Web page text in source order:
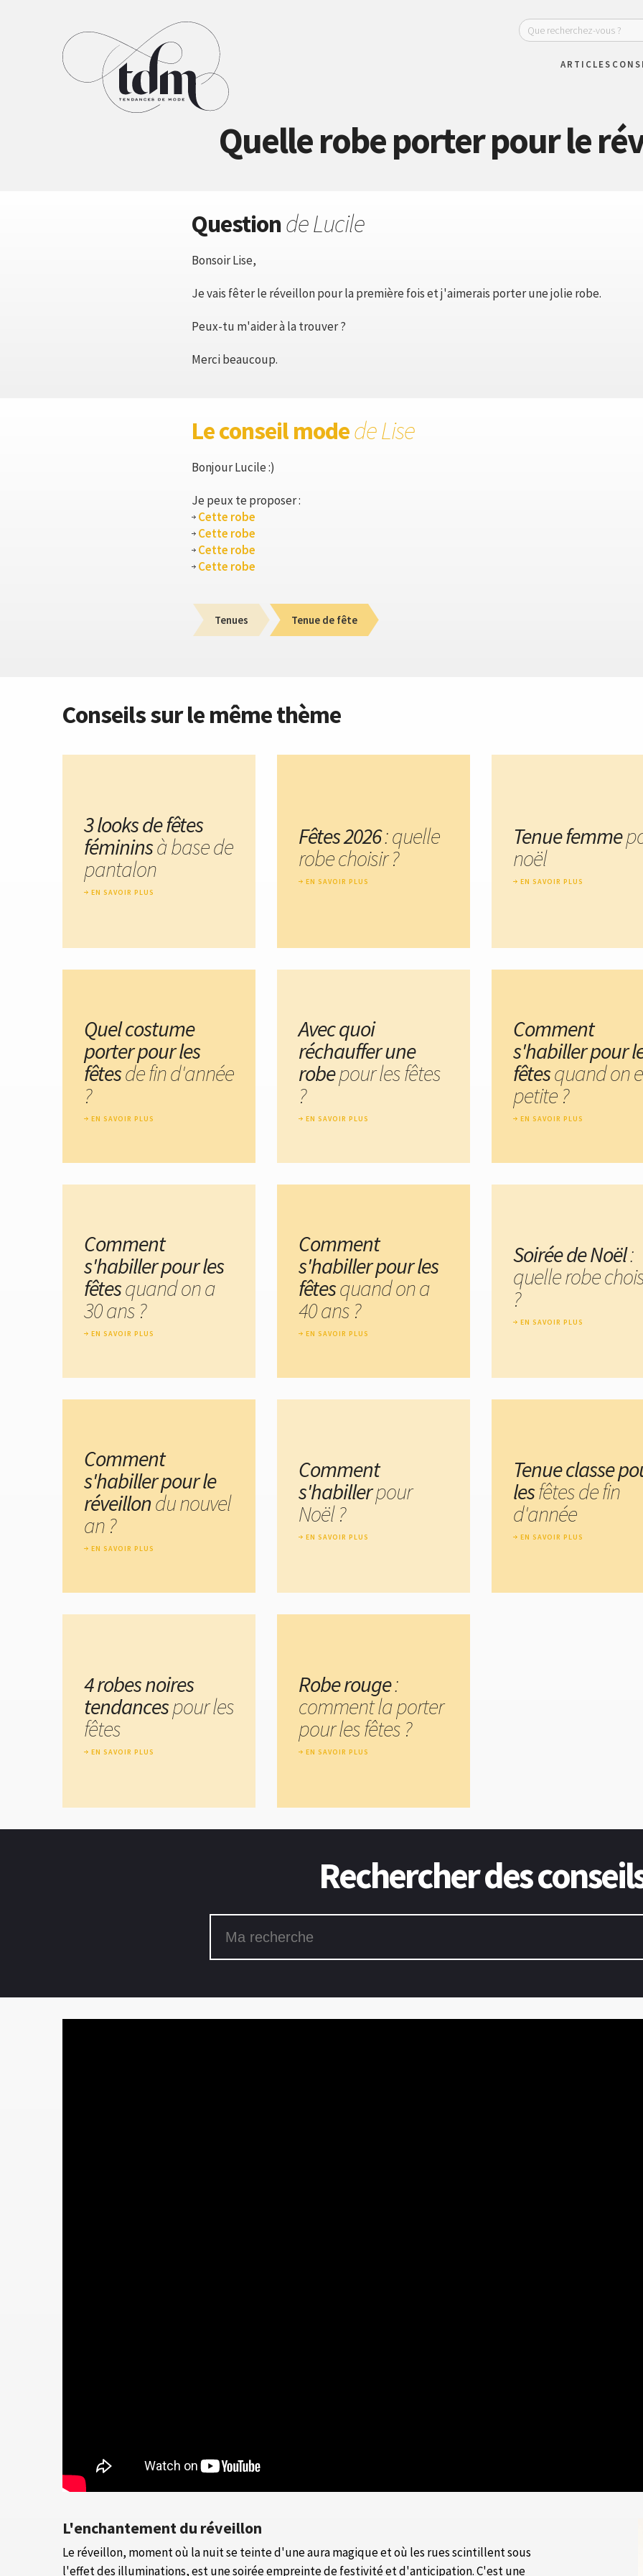
ARTICLES
Quelle robe porter pour le
Questionde Lucile
Bonsoir Lise,
Je vais fêter le réveillon pour la première fois et j'aimerais porter une jolie robe.
Peux-tu m'aider à la trouver ?
Merci beaucoup.
Le conseil modede Lise
Bonjour Lucile :)
Je peux te proposer :
Cette robe
Cette robe
Cette robe
Cette robe
Tenues Tenue de fête
L'enchantement du réveillon
Le réveillon, moment où la nuit se teinte d'une aura magique et où les rues scintillent sous
l'effet des illuminations, est une soirée empreinte de festivité et d'anticipation. C'est une
Conseils sur le même thème
3 looks de fêtes
fémininsà base de
pantalon
EN SAVOIR PLUS
Fêtes 2026: quelle
robe choisir ?
EN SAVOIR PLUS
Tenue femme
noël
EN SAVOIR PLUS
Quel costume
porter pour les
fêtesde fin d'année
?
EN SAVOIR PLUS
Avec quoi
réchauffer une
robepour les fêtes
?
EN SAVOIR PLUS
Comment
s'habiller pour
fêtesquand on
petite ?
EN SAVOIR PLUS
Comment
s'habiller pour les
fêtesquand on a
30 ans ?
EN SAVOIR PLUS
Comment
s'habiller pour les
fêtesquand on a
40 ans ?
EN SAVOIR PLUS
Soirée de Noël:
quelle robe
?
EN SAVOIR PLUS
Comment
s'habiller pour le
réveillondu nouvel
an ?
EN SAVOIR PLUS
Comment
s'habillerpour
Noël ?
EN SAVOIR PLUS
Tenue classe
lesfêtes de fin
d'année
EN SAVOIR PLUS
4 robes noires
tendancespour les
fêtes
EN SAVOIR PLUS
Robe rouge:
comment la porter
pour les fêtes ?
EN SAVOIR PLUS
Rechercher des